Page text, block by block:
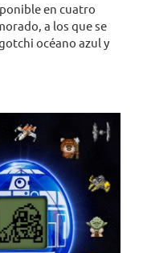
en cuatro
a los que se
océano azul y